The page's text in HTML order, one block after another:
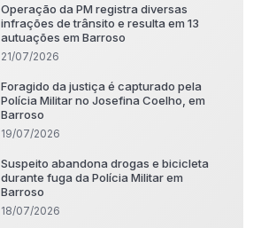
Operação da PM registra diversas
infrações de trânsito e resulta em 13
autuações em Barroso
21/07/2026
Foragido da justiça é capturado pela
Polícia Militar no Josefina Coelho, em
Barroso
19/07/2026
Suspeito abandona drogas e bicicleta
durante fuga da Polícia Militar em
Barroso
18/07/2026